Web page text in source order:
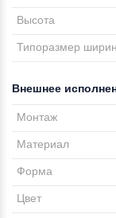
Высота
Типоразмер
Внешнее
Монтаж
Материал
Форма
Цвет